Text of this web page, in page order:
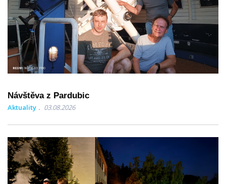
Návštěva z Pardubic
Aktuality 03.08.2026